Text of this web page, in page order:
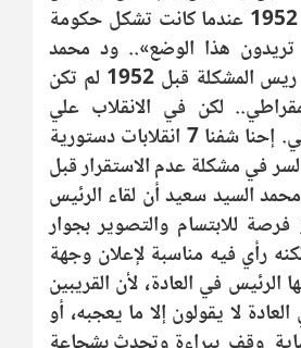
العودة إلي ما قبل 1952 عندما كانت تشكل حكومة
تريدون هذا الوضع».. ود محمد
السيد سعيد :«..يا ريس المشكلة قبل 1952 لم تكن
لكن في الانقلاب علي
الدستور الديمقراطي. إحنا شفنا 7 انقلابات دستورية
في مشكلة عدم الاستقرار قبل
محمد السيد سعيد أن لقاء الرئيس
للابتسام والتصوير بجوار
رأي فيه مناسبة لإعلان وجهة
الرئيس في العادة، لأن القريبين
لا يقولون إلا ما يعجبه، أو